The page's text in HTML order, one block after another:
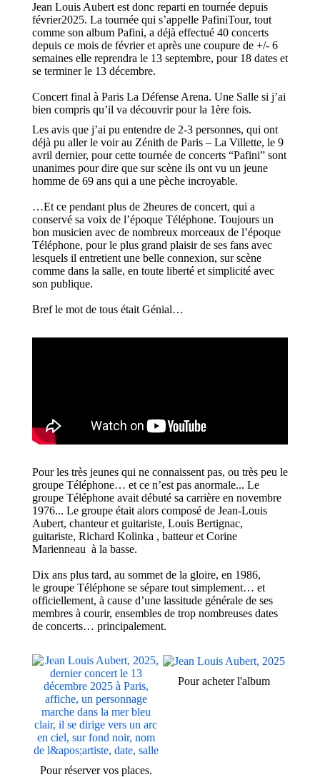
Jean Louis Aubert est donc reparti en tournée depuis
février2025. La tournée qui s’appelle PafiniTour, tout
comme son album Pafini, a déjà effectué 40 concerts
depuis ce mois de février et après une coupure de +/- 6
semaines elle reprendra le 13 septembre, pour 18 dates et
se terminer le 13 décembre.
Concert final à Paris La Défense Arena. Une Salle si j’ai
bien compris qu’il va découvrir pour la 1ère fois.
Les avis que j’ai pu entendre de 2-3 personnes, qui ont
déjà pu aller le voir au Zénith de Paris – La Villette, le 9
avril dernier, pour cette tournée de concerts “Pafini” sont
unanimes pour dire que sur scène ils ont vu un jeune
homme de 69 ans qui a une pèche incroyable.
…Et ce pendant plus de 2heures de concert, qui a
conservé sa voix de l’époque Téléphone. Toujours un
bon musicien avec de nombreux morceaux de l’époque
Téléphone, pour le plus grand plaisir de ses fans avec
lesquels il entretient une belle connexion, sur scène
comme dans la salle, en toute liberté et simplicité avec
son publique.
Bref le mot de tous était Génial…
Pour les très jeunes qui ne connaissent pas, ou très peu le
groupe Téléphone… et ce n’est pas anormale... Le
groupe Téléphoneavait débuté sa carrière en novembre
1976... Le groupeétait alorscomposé de Jean-Louis
Aubert, chanteur et guitariste, Louis Bertignac,
guitariste, Richard Kolinka , batteuret Corine
Marienneau à la basse.
Dix ans plus tard, au sommet de la gloire, en 1986,
le groupe Téléphone se sépare tout simplement… et
officiellement, à cause d’une lassitude générale de ses
membres à courir, ensembles de trop nombreuses dates
de concerts… principalement.
Pour réserver vos places.
Pour acheter l'album